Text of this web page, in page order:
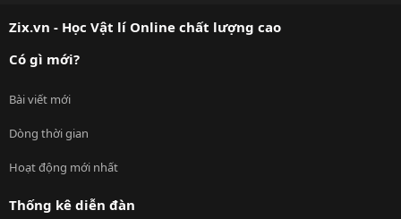
Zix.vn - Học Vật lí Online chất lượng cao
Có gì mới?
Bài viết mới
Dòng thời gian
Hoạt động mới nhất
Thống kê diễn đàn